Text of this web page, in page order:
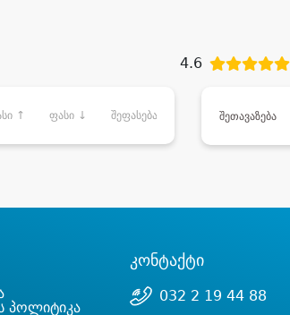
4.6
↑ ფასი ↓ შეფასება შეთავაზება
პოლიტიკა
კონტაქტი
032 2 19 44 88